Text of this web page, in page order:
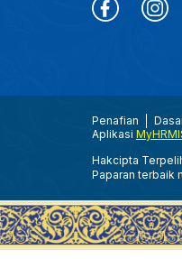
Penafian
Aplikasi
Hakcipta
Paparan terbaik